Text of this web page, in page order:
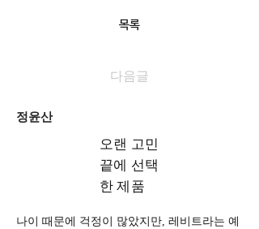
목록
다음글
정윤산
오랜 고민
끝에 선택
한 제품
나이 때문에 걱정이 많았지만, 레비트라는 예